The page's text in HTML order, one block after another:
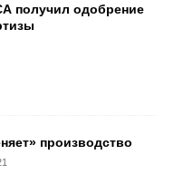
получил одобрение
производство